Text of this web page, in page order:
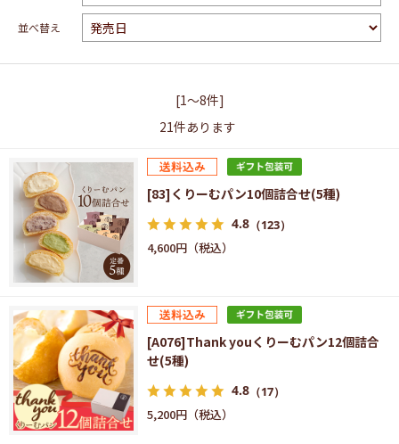
並べ替え
[1～8件]
21件あります
[83]くりーむパン10個詰合せ(5種)
4.8 （123）
4,600円
[A076]Thank youくりーむパン12個詰合
せ(5種)
4.8 （17）
5,200円